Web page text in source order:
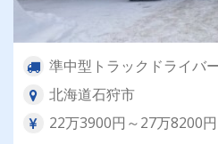
準中型トラックドライバ
北海道石狩市
22万3900円～27万8200円